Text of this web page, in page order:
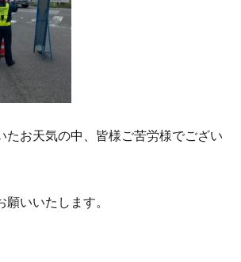
たお天気の中、皆様ご苦労様でござい
いいたします。